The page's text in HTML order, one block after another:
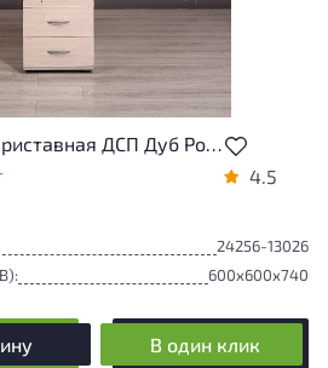
уточнить
информацию у
4.5
24256-13026
600x600x740
В один клик